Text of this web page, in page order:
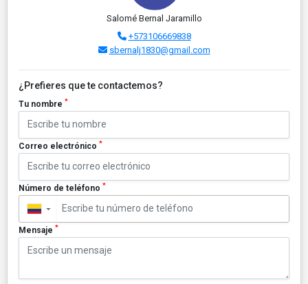
Salomé Bernal Jaramillo
+573106669838
sbernalj1830@gmail.com
¿Prefieres que te contactemos?
Tu nombre *
Correo electrónico *
Número de teléfono *
▼
Mensaje *